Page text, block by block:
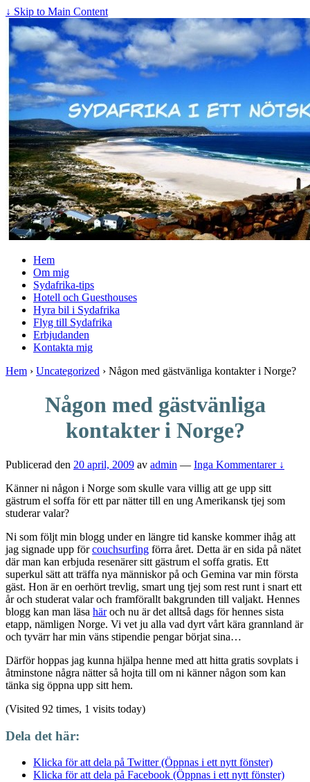
↓ Skip to Main Content
Hem
Om mig
Sydafrika-tips
Hotell och Guesthouses
Hyra bil i Sydafrika
Flyg till Sydafrika
Erbjudanden
Kontakta mig
Hem › Uncategorized › Någon med gästvänliga kontakter i Norge?
Någon med gästvänliga
kontakter i Norge?
Publicerad den 20 april, 2009 av admin — Inga Kommentarer ↓
Känner ni någon i Norge som skulle vara villig att ge upp sitt
gästrum el soffa för ett par nätter till en ung Amerikansk tjej som
studerar valar?
Ni som följt min blogg under en längre tid kanske kommer ihåg att
jag signade upp förcouchsurfing förra året. Detta är en sida på nätet
där man kan erbjuda resenärer sitt gästrum el soffa gratis. Ett
superkul sätt att träffa nya människor på och Gemina var min första
gäst. Hon är en oerhört trevlig, smart ung tjej som rest runt i snart ett
år och studerat valar och framförallt bakgrunden till valjakt. Hennes
blogg kan man läsa häroch nu är det alltså dags för hennes sista
etapp, nämligen Norge. Vi vet ju alla vad dyrt vårt kära grannland är
och tyvärr har min väns stipendie pengar börjat sina…
Därför hoppas jag kunna hjälpa henne med att hitta gratis sovplats i
åtminstone några nätter så hojta till om ni känner någon som kan
tänka sig öppna upp sitt hem.
(Visited 92 times, 1 visits today)
Dela det här:
Klicka för att dela på Twitter (Öppnas i ett nytt fönster)
Klicka för att dela på Facebook (Öppnas i ett nytt fönster)